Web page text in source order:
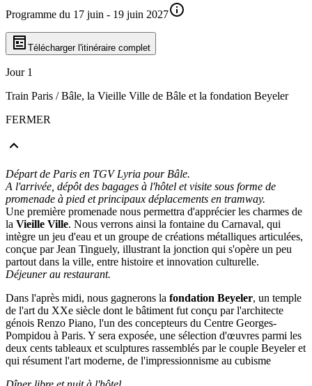
Programme du 17 juin - 19 juin 2027
Télécharger l'itinéraire complet
Jour 1
Train Paris / Bâle, la Vieille Ville de Bâle et la fondation Beyeler
FERMER
Départ de Paris en TGV Lyria pour Bâle.
A l'arrivée, dépôt des bagages à l'hôtel et visite sous forme de
promenade à pied et principaux déplacements en tramway.
Une première promenade nous permettra d'apprécier les charmes de
la Vieille Ville. Nous verrons ainsi la fontaine du Carnaval, qui
intègre un jeu d'eau et un groupe de créations métalliques articulées,
conçue par Jean Tinguely, illustrant la jonction qui s'opère un peu
partout dans la ville, entre histoire et innovation culturelle.
Déjeuner au restaurant.
Dans l'après midi, nous gagnerons la fondation Beyeler, un temple
de l'art du XXe siècle dont le bâtiment fut conçu par l'architecte
génois Renzo Piano, l'un des concepteurs du Centre Georges-
Pompidou à Paris. Y sera exposée, une sélection d'œuvres parmi les
deux cents tableaux et sculptures rassemblés par le couple Beyeler et
qui résument l'art moderne, de l'impressionnisme au cubisme